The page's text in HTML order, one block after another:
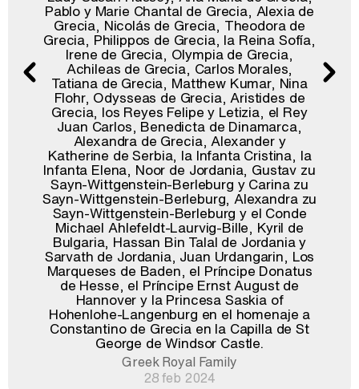
Pablo y Marie Chantal de Grecia, Alexia de
Grecia, Nicolás de Grecia, Theodora de
Grecia, Philippos de Grecia, la Reina Sofía,
Irene de Grecia, Olympia de Grecia,
Achileas de Grecia, Carlos Morales,
Tatiana de Grecia, Matthew Kumar, Nina
Flohr, Odysseas de Grecia, Aristides de
Grecia, los Reyes Felipe y Letizia, el Rey
Juan Carlos, Benedicta de Dinamarca,
Alexandra de Grecia, Alexander y
Katherine de Serbia, la Infanta Cristina, la
Infanta Elena, Noor de Jordania, Gustav zu
Sayn-Wittgenstein-Berleburg y Carina zu
Sayn-Wittgenstein-Berleburg, Alexandra zu
Sayn-Wittgenstein-Berleburg y el Conde
Michael Ahlefeldt-Laurvig-Bille, Kyril de
Bulgaria, Hassan Bin Talal de Jordania y
Sarvath de Jordania, Juan Urdangarin, Los
Marqueses de Baden, el Príncipe Donatus
de Hesse, el Príncipe Ernst August de
Hannover y la Princesa Saskia of
Hohenlohe-Langenburg en el homenaje a
Constantino de Grecia en la Capilla de St
George de Windsor Castle.
Greek Royal Family
28 feb 2024